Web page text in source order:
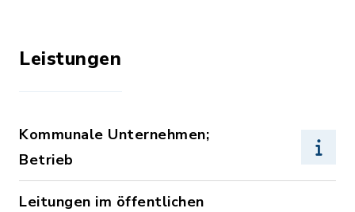
Leistungen
Kommunale Unternehmen;
Betrieb
Leitungen im öffentlichen